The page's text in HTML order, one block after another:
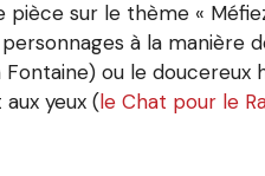
sur le thème «
à la manière
ou le doucereux
yeux (le Chat pour le